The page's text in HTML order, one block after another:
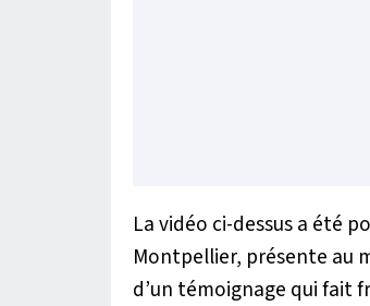
La vidéo ci-dessus a été
Montpellier, présente au
d’un témoignage qui fait